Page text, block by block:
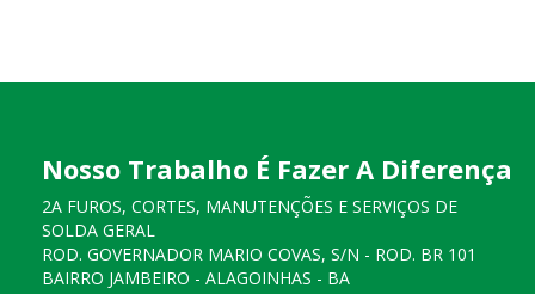
Nosso Trabalho É Fazer A Diferença
2A FUROS, CORTES, MANUTENÇÕES E SERVIÇOS DE
SOLDA GERAL
ROD. GOVERNADOR MARIO COVAS, S/N - ROD. BR 101
BAIRRO JAMBEIRO - ALAGOINHAS - BA